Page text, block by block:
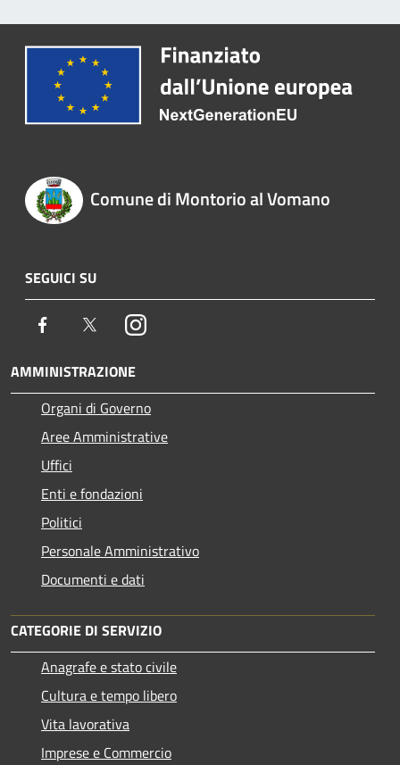
Comune di Montorio al Vomano
SEGUICI SU
Facebook TwitterInstagram
AMMINISTRAZIONE
Organi di Governo
Aree Amministrative
Uffici
Enti e fondazioni
Politici
Personale Amministrativo
Documenti e dati
CATEGORIE DI SERVIZIO
Anagrafe e stato civile
Cultura e tempo libero
Vita lavorativa
Imprese e Commercio